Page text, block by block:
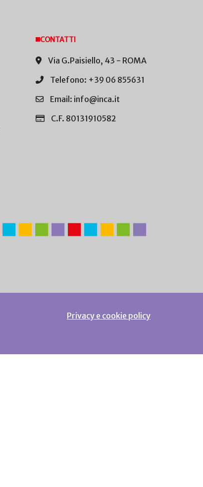
CONTATTI
Via G.Paisiello, 43 - ROMA
Telefono: +39 06 855631
Email: info@inca.it
C.F. 80131910582
Privacy e cookie policy